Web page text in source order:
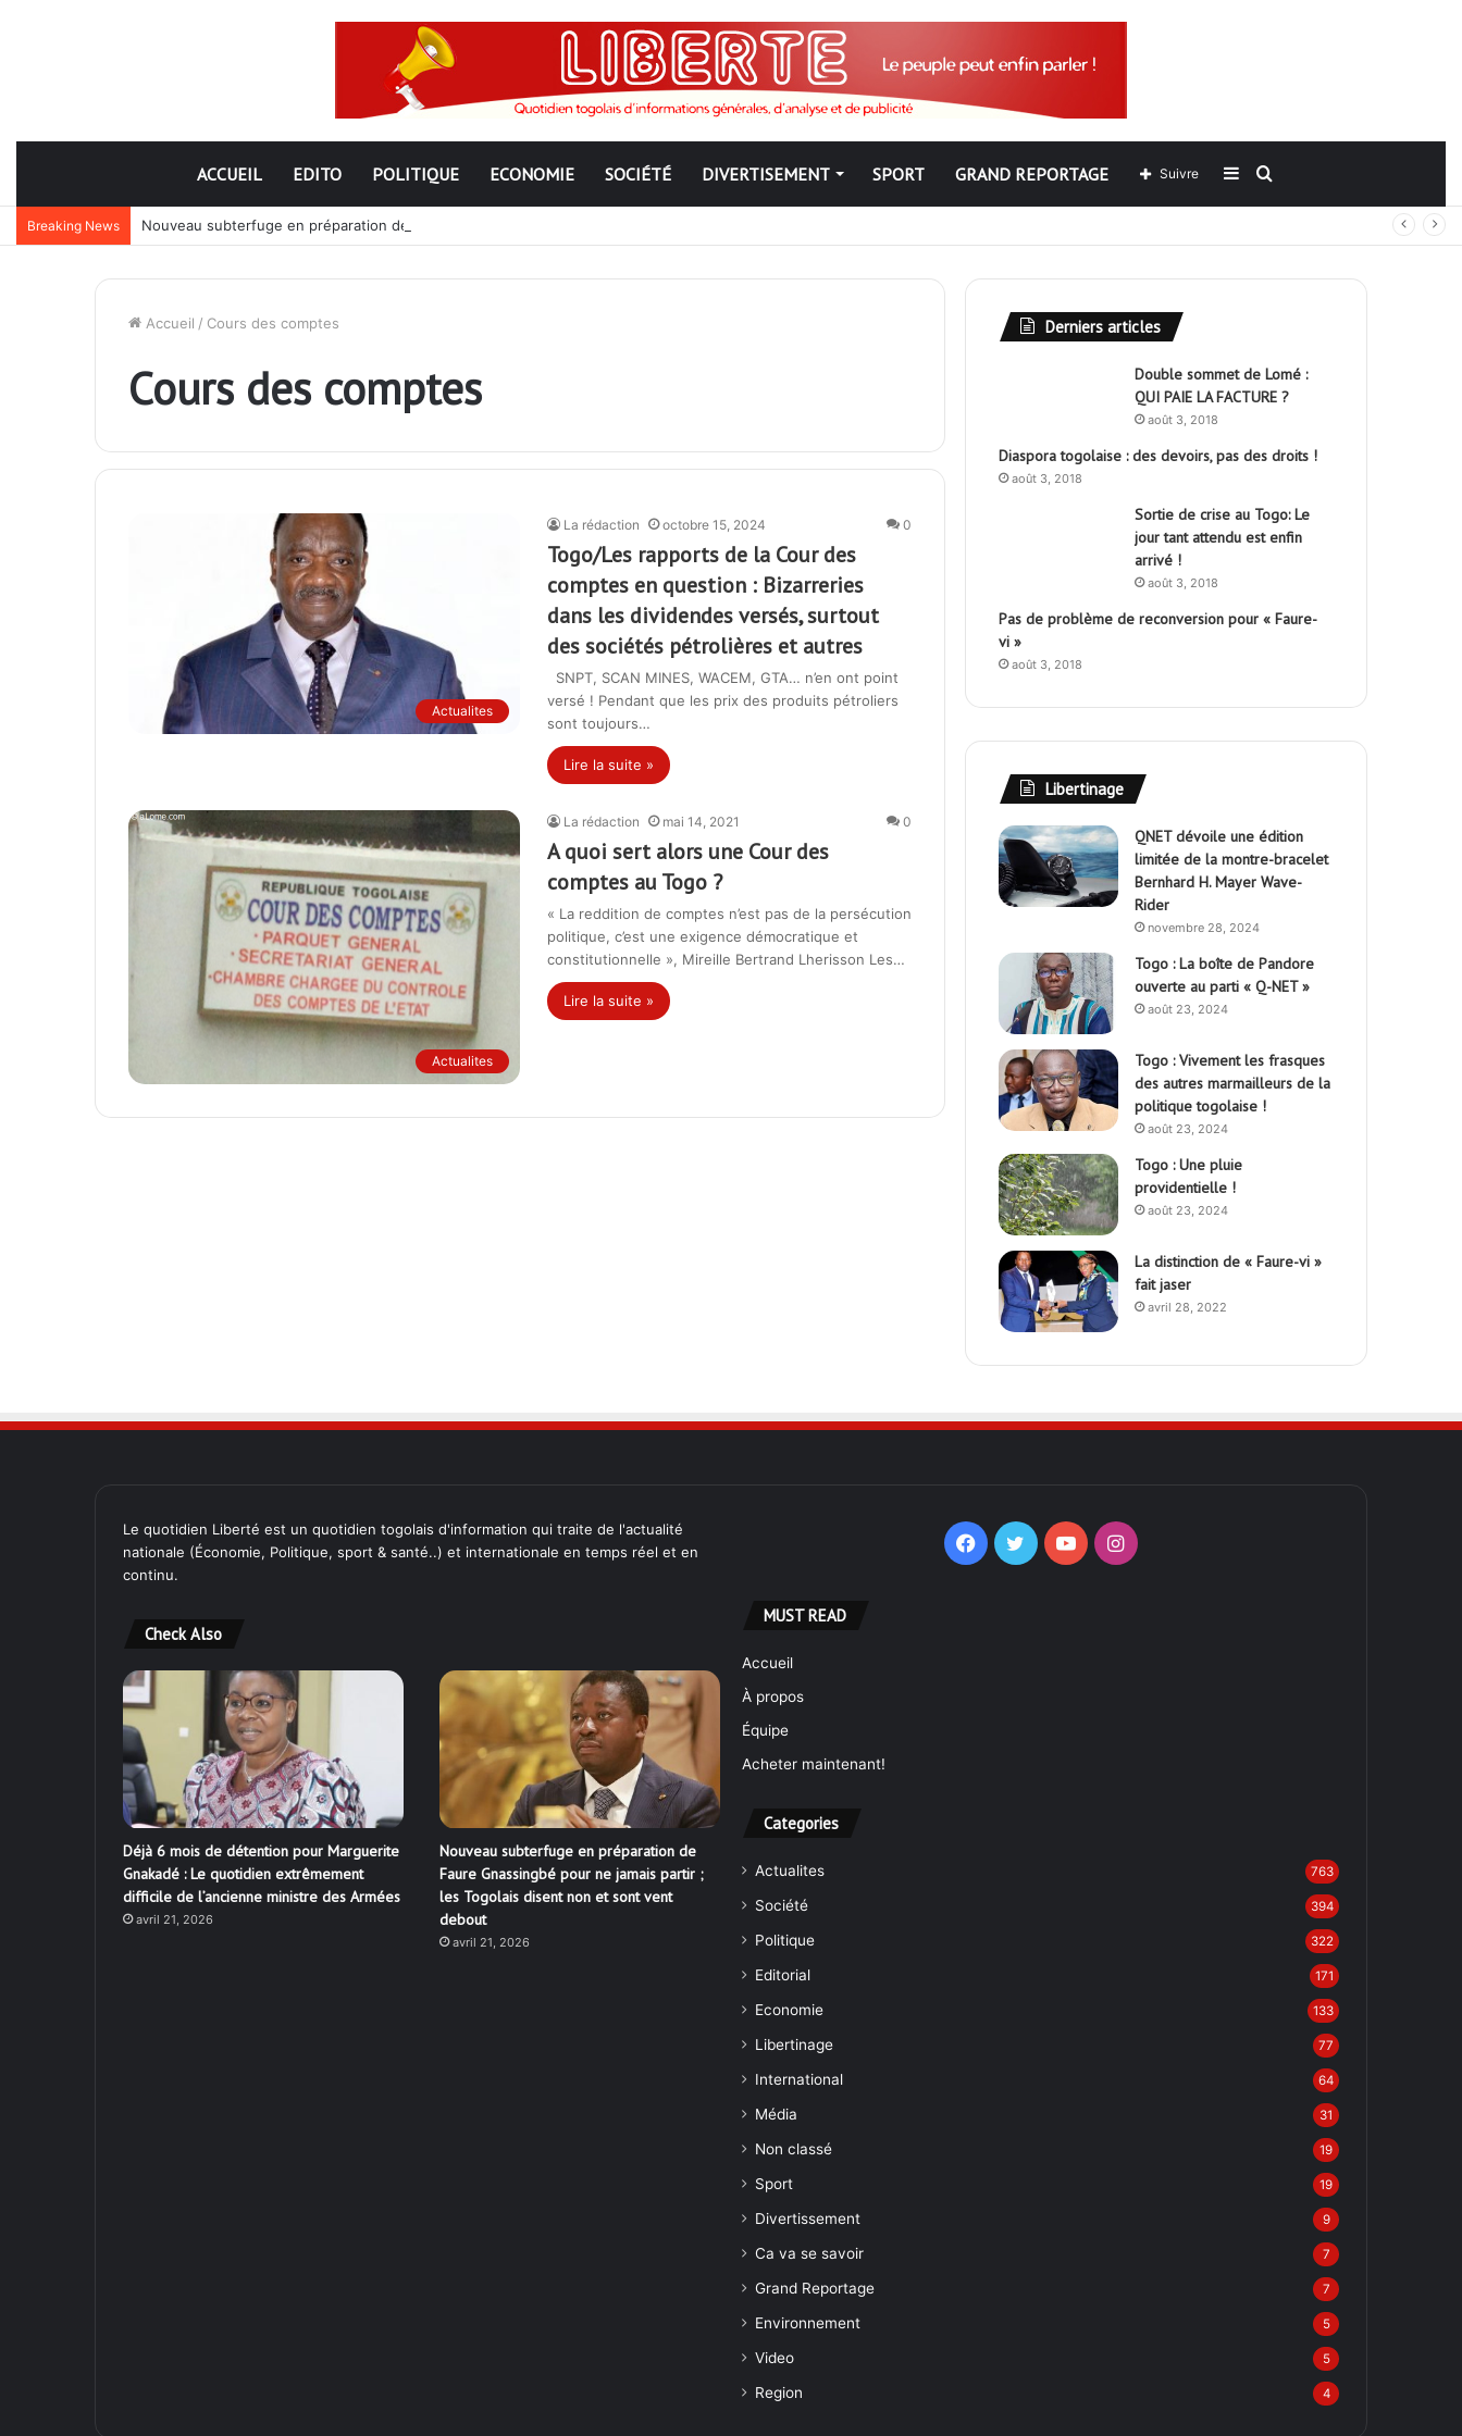
ACCUEIL EDITO POLITIQUE ECONOMIE SOCIÉTÉ DIVERTISEMENT SPORT GRAND REPORTAGE Rechercher
Sidebar
(barre
Suivre
Breaking News Nouveau subterfuge en préparation de Faure Gnassingbé pour ne jamais partir ; les Togolais disent non et sont vent debout
Accueil / Cours des comptes
Cours des comptes
Actualites
La rédaction octobre 15, 2024 0
Togo/Les rapports de la Cour des
comptes en question : Bizarreries
dans les dividendes versés, surtout
des sociétés pétrolières et autres
SNPT, SCAN MINES, WACEM, GTA… n’en ont point
versé ! Pendant que les prix des produits pétroliers
sont toujours…
Lire la suite »
Actualites
La rédaction mai 14, 2021 0
A quoi sert alors une Cour des
comptes au Togo ?
« La reddition de comptes n’est pas de la persécution
politique, c’est une exigence démocratique et
constitutionnelle », Mireille Bertrand Lherisson Les…
Lire la suite »
Derniers articles
Double sommet de Lomé :
QUI PAIE LA FACTURE ?
août 3, 2018
Diaspora togolaise : des devoirs, pas des droits !
août 3, 2018
Sortie de crise au Togo: Le
jour tant attendu est enfin
arrivé !
août 3, 2018
Pas de problème de reconversion pour « Faure-
vi »
août 3, 2018
Libertinage
QNET dévoile une édition
limitée de la montre-bracelet
Bernhard H. Mayer Wave-
Rider
novembre 28, 2024
Togo : La boîte de Pandore
ouverte au parti « Q-NET »
août 23, 2024
Togo : Vivement les frasques
des autres marmailleurs de la
politique togolaise !
août 23, 2024
Togo : Une pluie
providentielle !
août 23, 2024
La distinction de « Faure-vi »
fait jaser
avril 28, 2022
Le quotidien Liberté est un quotidien togolais d'information qui traite de l'actualité
nationale (Économie, Politique, sport & santé..) et internationale en temps réel et en
continu.
Check Also
Déjà 6 mois de détention pour Marguerite
Gnakadé : Le quotidien extrêmement
difficile de l’ancienne ministre des Armées
avril 21, 2026
Nouveau subterfuge en préparation de
Faure Gnassingbé pour ne jamais partir ;
les Togolais disent non et sont vent
debout
avril 21, 2026
Facebook
TwitterYouTubeInstagram
MUST READ
Accueil
À propos
Équipe
Acheter maintenant!
Categories
Actualites 763
Société 394
Politique 322
Editorial 171
Economie 133
Libertinage 77
International 64
Média 31
Non classé 19
Sport 19
Divertissement 9
Ca va se savoir 7
Grand Reportage 7
Environnement 5
Video 5
Region 4